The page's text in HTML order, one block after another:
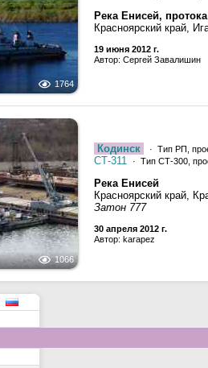
1764
Река Енисей,
Красноярский край,
19 июня 2012 г.
Автор: Сергей Завалишин
1066
Кодинск · Тип РП,
СТ-311 · Тип СТ-300,
Река Енисей
Красноярский край,
Затон 777
30 апреля 2012 г.
Автор: karapez